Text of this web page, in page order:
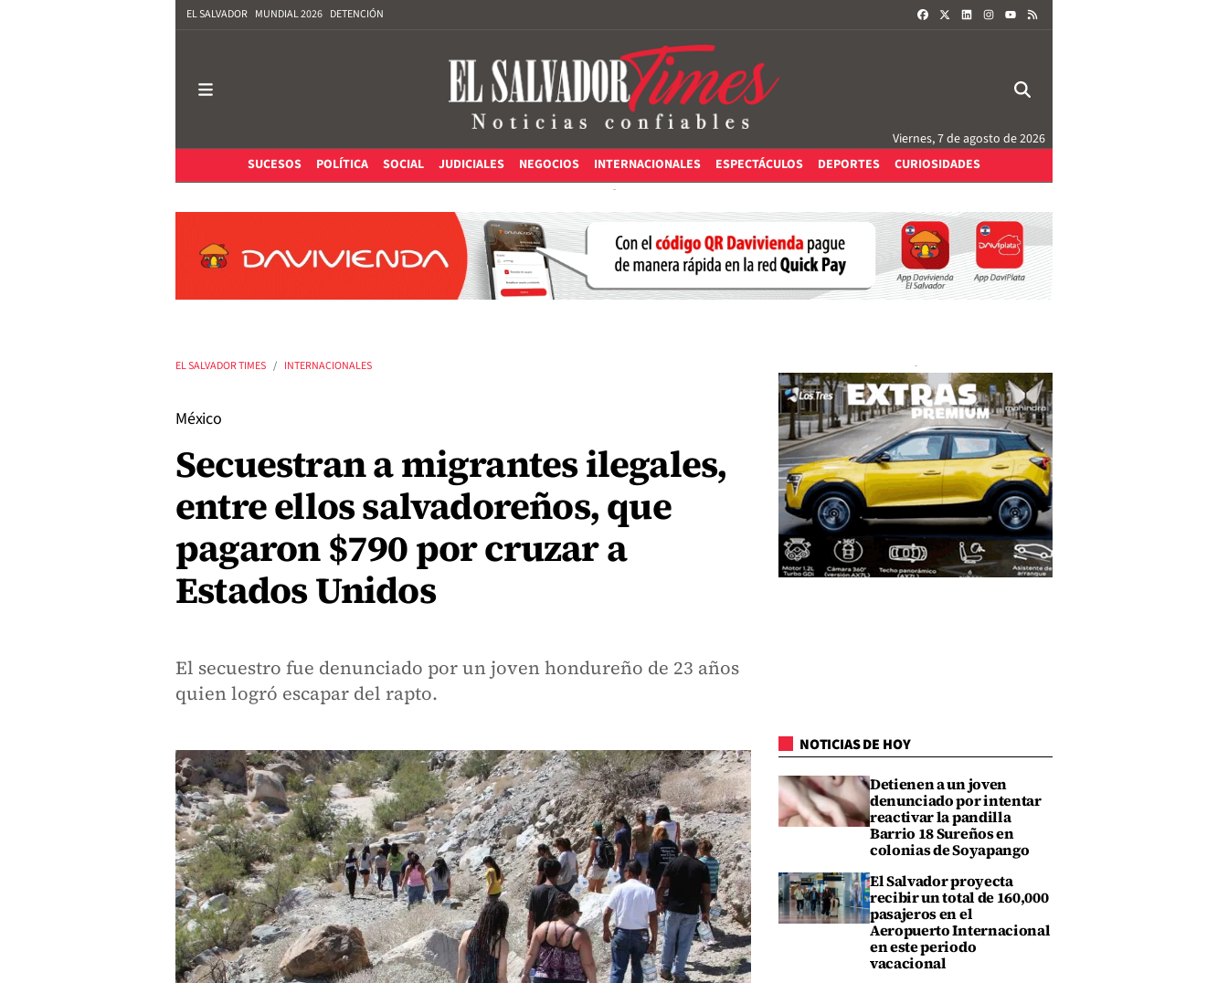
EL SALVADOR MUNDIAL 2026 DETENCIÓN FACEBOOKLINKEDININSTAGRAM
Viernes, 7 de agosto de 2026
SUCESOS
POLÍTICA SOCIAL JUDICIALES NEGOCIOS INTERNACIONALES ESPECTÁCULOS DEPORTES CURIOSIDADES
EL SALVADOR TIMES INTERNACIONALES
México
Secuestran a migrantes ilegales,
entre ellos salvadoreños, que
pagaron $790 por cruzar a
Estados Unidos
El secuestro fue denunciado por un joven hondureño de 23 años
quien logró escapar del rapto.
NOTICIAS DE HOY
Detienen a un joven
denunciado por intentar
reactivar la pandilla
Barrio 18 Sureños en
colonias de Soyapango
El Salvador proyecta
recibir un total de 160,000
pasajeros en el
Aeropuerto Internacional
en este periodo
vacacional